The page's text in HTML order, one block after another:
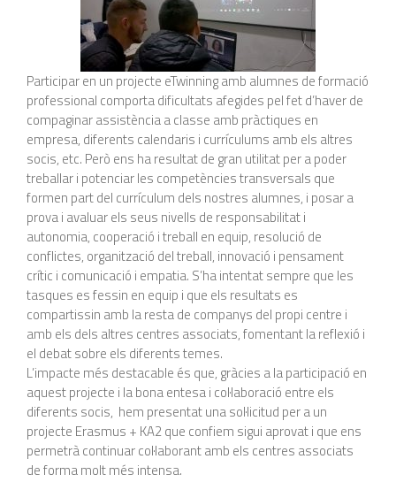
Participar en un projecte eTwinning amb alumnes de formació
professional comporta dificultats afegides pel fet d’haver de
compaginar assistència a classe amb pràctiques en
empresa, diferents calendaris i currículums amb els altres
socis, etc. Però ens ha resultat de gran utilitat per a poder
treballar i potenciar les competències transversals que
formen part del currículum dels nostres alumnes, i posar a
prova i avaluar els seus nivells de responsabilitat i
autonomia, cooperació i treball en equip, resolució de
conflictes, organització del treball, innovació i pensament
crític i comunicació i empatia. S’ha intentat sempre que les
tasques es fessin en equip i que els resultats es
compartissin amb la resta de companys del propi centre i
amb els dels altres centres associats, fomentant la reflexió i
el debat sobre els diferents temes.
L’impacte més destacable és que, gràcies a la participació en
aquest projecte i la bona entesa i col·laboració entre els
diferents socis, hem presentat una sol·licitud per a un
projecte Erasmus + KA2 que confiem sigui aprovat i que ens
permetrà continuar col·laborant amb els centres associats
de forma molt més intensa.